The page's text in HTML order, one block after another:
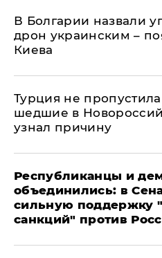
В Болгарии назвали
дрон украинским –
Киева
Турция не
шедшие в
узнал причину
Республиканцы и
объединились: в
сильную поддержку
санкций" против